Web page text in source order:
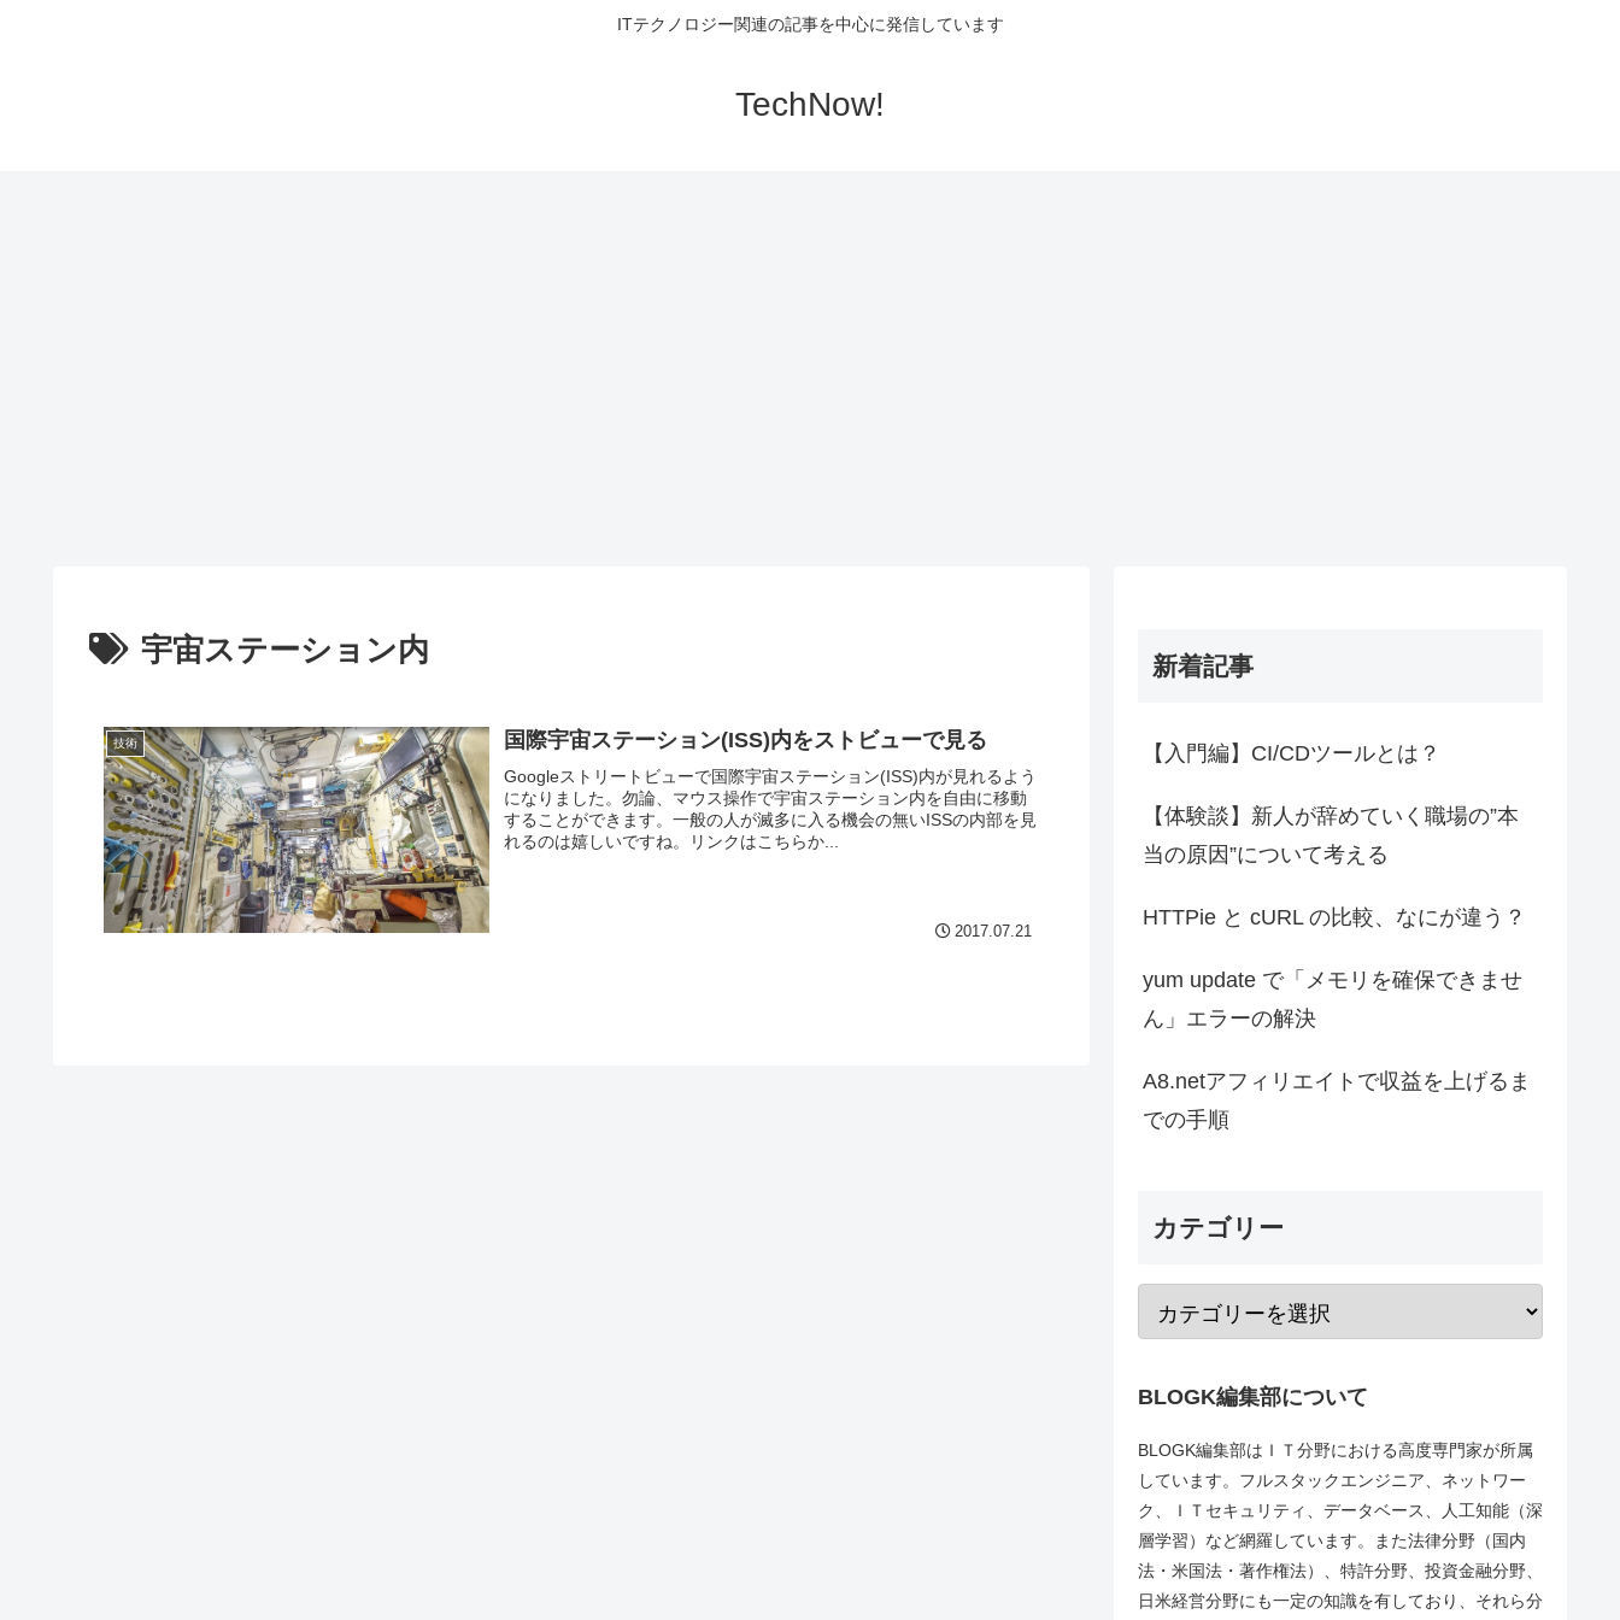
ITテクノロジー関連の記事を中心に発信しています
TechNow!
宇宙ステーション内
技術 国際宇宙ステーション(ISS)内をストビューで見る
Googleストリートビューで国際宇宙ステーション(ISS)内が見れるよう
になりました。勿論、マウス操作で宇宙ステーション内を自由に移動
することができます。一般の人が滅多に入る機会の無いISSの内部を見
れるのは嬉しいですね。リンクはこちらか...
2017.07.21
新着記事
【入門編】CI/CDツールとは？
【体験談】新人が辞めていく職場の”本
当の原因”について考える
HTTPie と cURL の比較、なにが違う？
yum update で「メモリを確保できませ
ん」エラーの解決
A8.netアフィリエイトで収益を上げるま
での手順
カテゴリー
BLOGK編集部について
BLOGK編集部はＩＴ分野における高度専門家が所属
しています。フルスタックエンジニア、ネットワー
ク、ＩＴセキュリティ、データベース、人工知能（深
層学習）など網羅しています。また法律分野（国内
法・米国法・著作権法）、特許分野、投資金融分野、
日米経営分野にも一定の知識を有しており、それら分